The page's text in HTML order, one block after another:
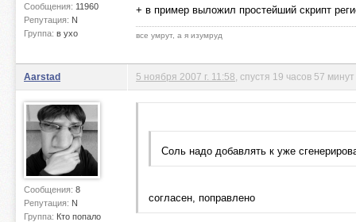
Сообщения: 11960
Репутация: N
Группа: в ухо
+ в пример выложил простейший скрипт
все умрут, а я изумруд
Aarstad
Сообщения: 8
Репутация: N
Группа: Кто попало
5 ноября 2007 г. 11:58 , спустя 19 часов 57
Соль надо добавлять к уже
согласен, поправлено